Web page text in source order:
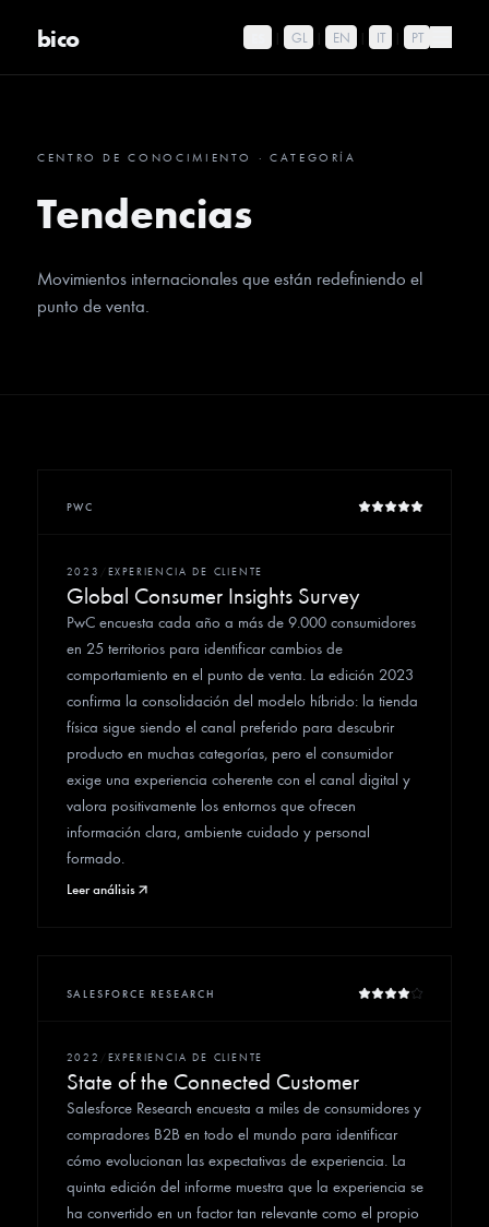
bico GL EN IT PT
CENTRO DE CONOCIMIENTO ·CATEGORÍA
Tendencias
Movimientos internacionales que están redefiniendo el
punto de venta.
PWC
2023 EXPERIENCIA DE CLIENTE
Global Consumer Insights Survey
PwC encuesta cada año a más de 9.000 consumidores
en 25 territorios para identificar cambios de
comportamiento en el punto de venta. La edición 2023
confirma la consolidación del modelo híbrido: la tienda
física sigue siendo el canal preferido para descubrir
producto en muchas categorías, pero el consumidor
exige una experiencia coherente con el canal digital y
valora positivamente los entornos que ofrecen
información clara, ambiente cuidado y personal
formado.
Leer análisis
SALESFORCE RESEARCH
2022 EXPERIENCIA DE CLIENTE
State of the Connected Customer
Salesforce Research encuesta a miles de consumidores y
compradores B2B en todo el mundo para identificar
cómo evolucionan las expectativas de experiencia. La
quinta edición del informe muestra que la experiencia se
ha convertido en un factor tan relevante como el propio